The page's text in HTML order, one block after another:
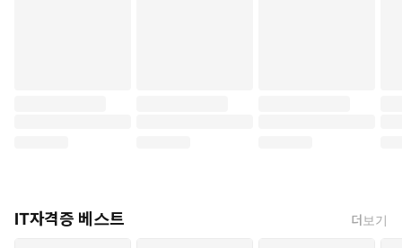
방대한 SQL 관련 이론을 SQLD 출제 경향에 맞춰 알기 쉽게 정리
하여 시간에 쫓기는 수험생들이 최대한 공부 효율을 높일 수 있도
IT자격증 베스트 더보기